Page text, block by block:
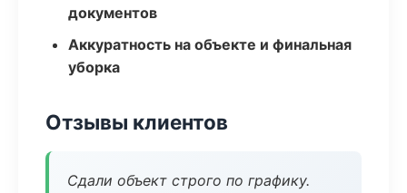
документов
Аккуратность на объекте и финальная
уборка
Отзывы клиентов
Сдали объект строго по графику.